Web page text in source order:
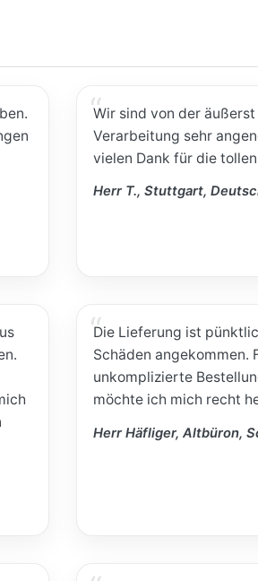
Wir sind von der
Verarbeitung sehr
vielen Dank für die
Herr T., Stuttgart,
Die Lieferung ist
Schäden angekommen.
unkomplizierte
möchte ich mich recht
Herr Häfliger, Altbüron,